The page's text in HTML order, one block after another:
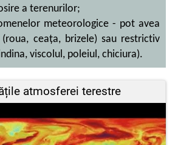
a terenurilor;
meteorologice - pot avea
ceața, brizele) sau restrictiv
viscolul, poleiul, chiciura).
atmosferei terestre